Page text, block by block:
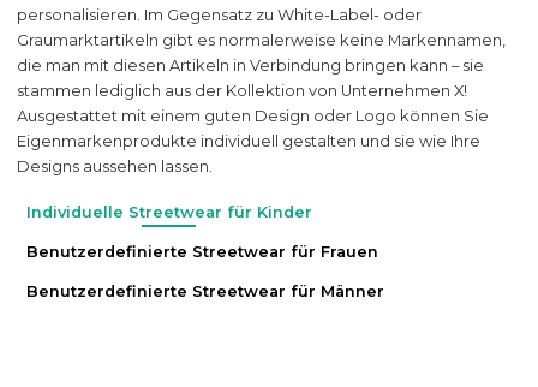
personalisieren. Im Gegensatz zu White-Label- oder
Graumarktartikeln gibt es normalerweise keine Markennamen,
die man mit diesen Artikeln in Verbindung bringen kann – sie
stammen lediglich aus der Kollektion von Unternehmen X!
Ausgestattet mit einem guten Design oder Logo können Sie
Eigenmarkenprodukte individuell gestalten und sie wie Ihre
Designs aussehen lassen.
Individuelle Streetwear für Kinder
Benutzerdefinierte Streetwear für Frauen
Benutzerdefinierte Streetwear für Männer